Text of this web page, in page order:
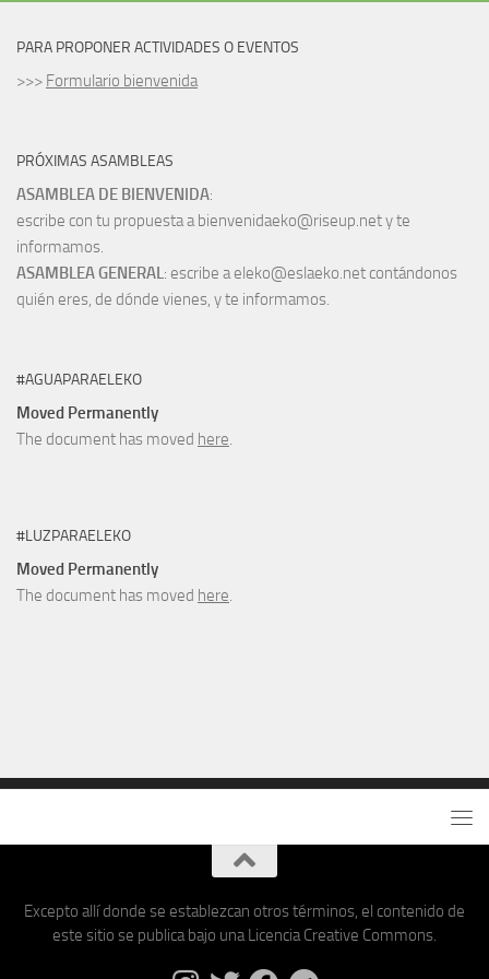
PARA PROPONER ACTIVIDADES O EVENTOS
>>> Formulario bienvenida
PRÓXIMAS ASAMBLEAS
ASAMBLEA DE BIENVENIDA:
escribe con tu propuesta a bienvenidaeko@riseup.net y te
informamos.
ASAMBLEA GENERAL : escribe a eleko@eslaeko.net contándonos
quién eres, de dónde vienes, y te informamos.
#AGUAPARAELEKO
Moved Permanently
The document has moved here
#LUZPARAELEKO
Moved Permanently
The document has moved here
Excepto allí donde se establezcan otros términos, el contenido de
este sitio se publica bajo una Licencia Creative Commons.